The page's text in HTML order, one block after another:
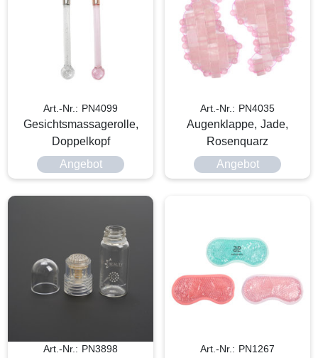
Art.-Nr.: PN4099
Gesichtsmassagerolle,
Doppelkopf
Angebot
Art.-Nr.: PN4035
Augenklappe, Jade,
Rosenquarz
Angebot
Art.-Nr.: PN3898 Art.-Nr.: PN1267